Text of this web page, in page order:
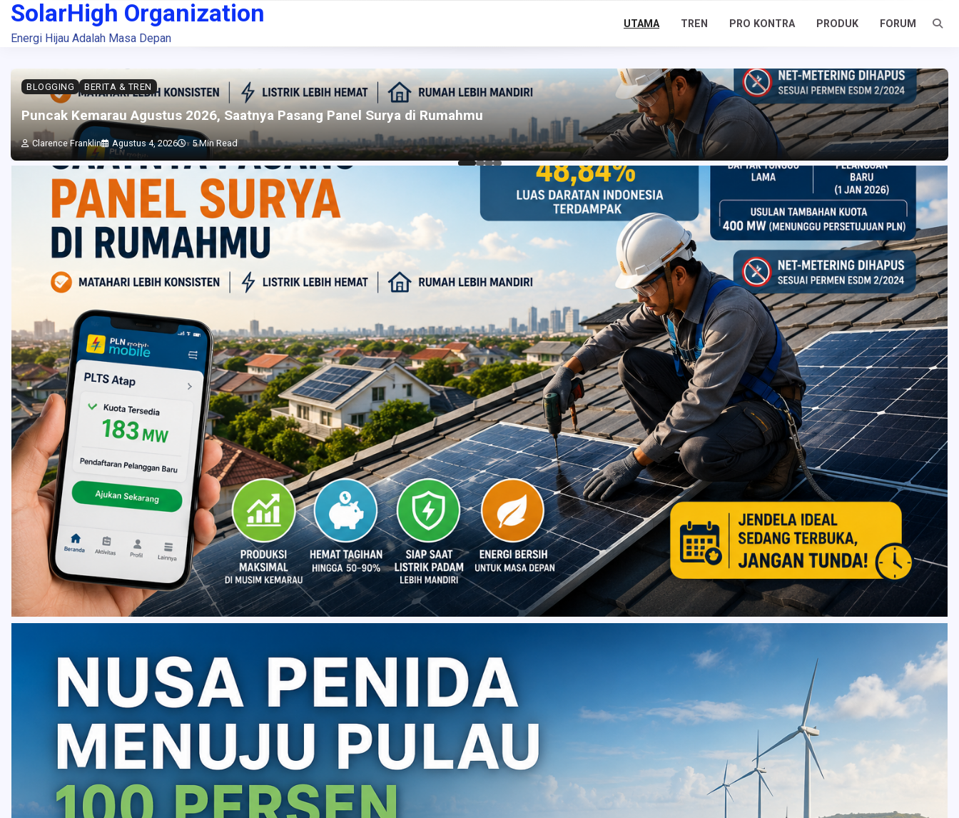
Skip
content
SolarHigh Organization
Energi Hijau Adalah Masa Depan
UTAMA TREN PRO KONTRA PRODUK FORUM
BLOGGING BERITA & TREN
Puncak Kemarau Agustus 2026, Saatnya Pasang Panel Surya di Rumahmu
Clarence Franklin Agustus 4, 2026 5 Min Read